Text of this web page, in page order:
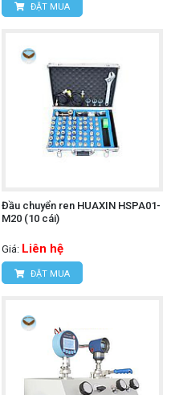
ĐẶT MUA
Đầu chuyển ren HUAXIN HSPA01-
M20 (10 cái)
Giá: Liên hệ
ĐẶT MUA